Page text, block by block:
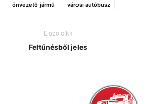
önvezető jármű
városi autóbusz
Előző cikk
Feltűnésből jeles